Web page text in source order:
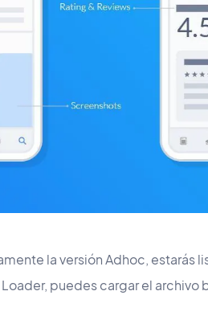
la versión Adhoc, estarás
puedes cargar el archivo